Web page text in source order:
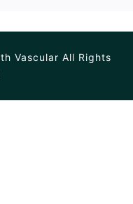
Vascular All Rights